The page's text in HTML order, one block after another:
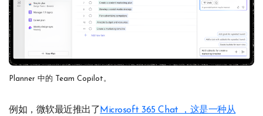
Planner 中的 Team Copilot。
例如，微软最近推出了 Microsoft 365 Chat ，这是一种从